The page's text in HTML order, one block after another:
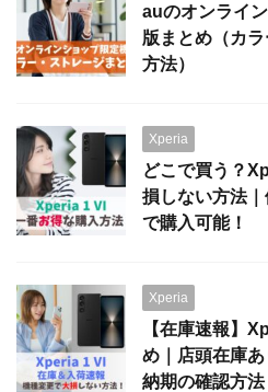
auのオンライ
版まとめ（カ
方法）
Xperia
どこで買う？
損しない方法
で購入可能！
Xperia
【在庫速報】
め｜店頭在庫
納期の確認方法